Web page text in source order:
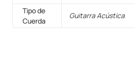
Tipo de
Cuerda
Guitarra Acústica